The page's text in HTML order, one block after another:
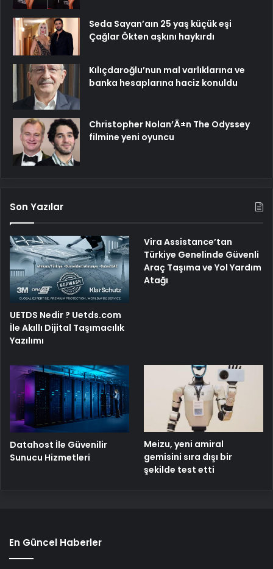
Seda Sayan’aın 25 yaş küçük eşi
Çağlar Ökten aşkını haykırdı
Kılıçdaroğlu’nun mal varlıklarına ve
banka hesaplarına haciz konuldu
Christopher Nolan’Ä±n The Odyssey
filmine yeni oyuncu
Son Yazılar
UETDS Nedir ? Uetds.com
İle Akıllı Dijital Taşımacılık
Yazılımı
Vira Assistance’tan
Türkiye Genelinde Güvenli
Araç Taşıma ve Yol Yardım
Atağı
Datahost İle Güvenilir
Sunucu Hizmetleri
Meizu, yeni amiral
gemisini sıra dışı bir
şekilde test etti
En Güncel Haberler